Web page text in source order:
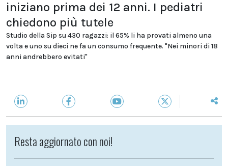
iniziano prima dei 12 anni. I pediatri
chiedono più tutele
Studio della Sip su 430 ragazzi: il 65% li ha provati almeno una
volta e uno su dieci ne fa un consumo frequente. "Nei minori di 18
anni andrebbero evitati"
Resta aggiornato con noi!